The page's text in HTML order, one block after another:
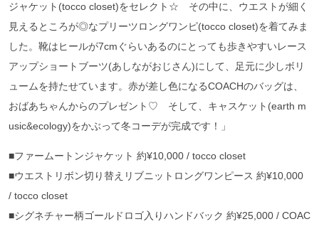
ジャケット(tocco closet)をセレクト☆ その中に、ウエストが細く
見えるところが◎なプリーツロングワンピ(tocco closet)を着てみま
した。靴はヒールが7cmぐらいあるのにとっても歩きやすいレース
アップショートブーツ(あしながおじさん)にして、足元に少しボリ
ュームを持たせています。赤が差し色になるCOACHのバッグは、
おばあちゃんからのプレゼント♡ そして、キャスケット(earth m
usic&ecology)をかぶって冬コーデが完成です！」
■ファームートンジャケット 約¥10,000 / tocco closet
■ウエストリボン切り替えリブニットロングワンピース 約¥10,000
/ tocco closet
■シグネチャー柄ゴールドロゴ入りハンドバック 約¥25,000 / COAC